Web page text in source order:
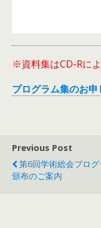
※資料集はCD-Rに
プログラム集のお
Previous Post
第6回学術総会プロ
頒布のご案内